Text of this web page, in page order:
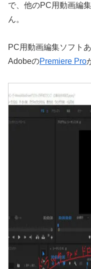
で、他のPC用動画編
ん。
PC用動画編集ソフト
AdobeのPremiere Pro